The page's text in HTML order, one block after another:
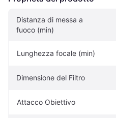
Distanza di messa a
fuoco (min)
Lunghezza focale (min)
Dimensione del Filtro
Attacco Obiettivo